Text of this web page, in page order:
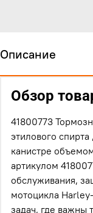
Описание
Обзор
41800773
этилового спирта
канистре
артикулом
обслуживания,
мотоцикла
задач, где важны